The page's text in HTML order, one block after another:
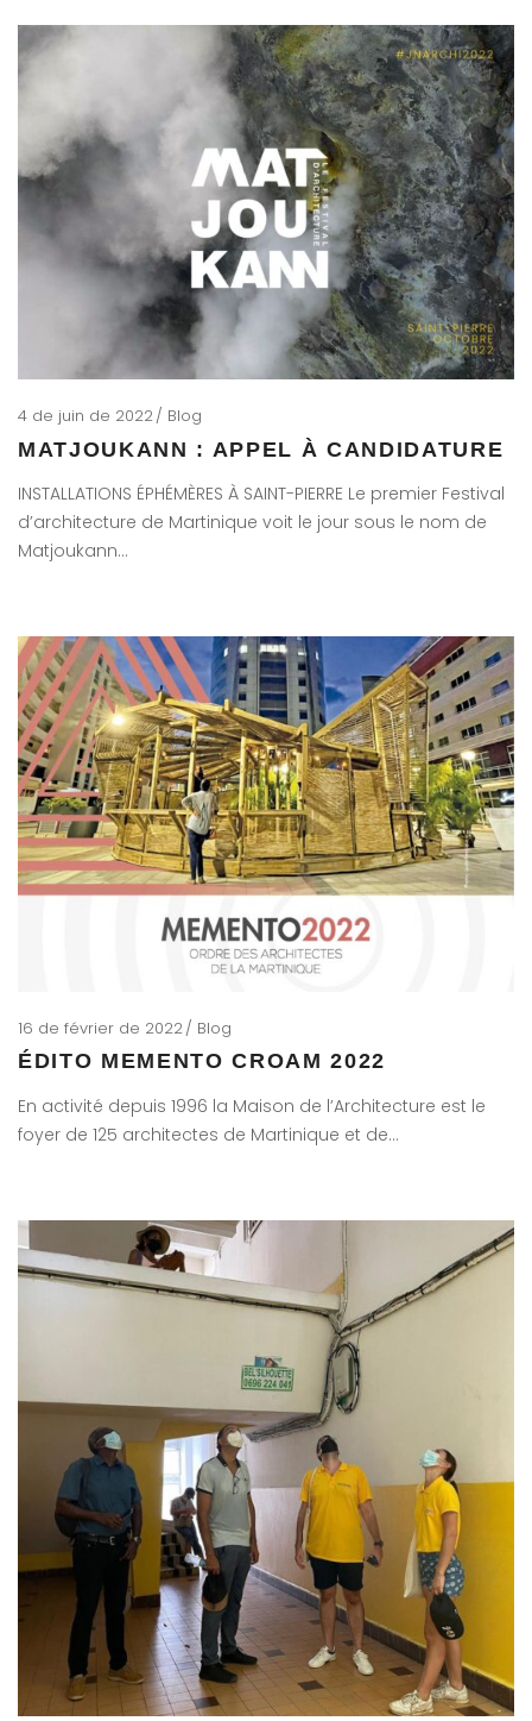
4 de juin de 2022 Blog
MATJOUKANN : APPEL À CANDIDATURE
INSTALLATIONS ÉPHÉMÈRES À SAINT-PIERRE Le premier Festival
d’architecture de Martinique voit le jour sous le nom de
Matjoukann…
16 de février de 2022 Blog
ÉDITO MEMENTO CROAM 2022
En activité depuis 1996 la Maison de l’Architecture est le
foyer de 125 architectes de Martinique et de…